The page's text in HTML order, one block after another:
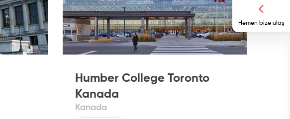
Hemen bize ulaş
Humber College Toronto
Kanada
Kanada